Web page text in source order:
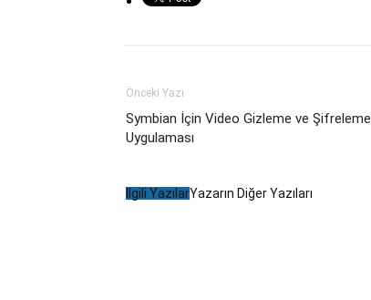
Önceki Yazı
Symbian İçin Video Gizleme ve Şifreleme
Uygulaması
İlgili YazılarYazarın Diğer Yazıları